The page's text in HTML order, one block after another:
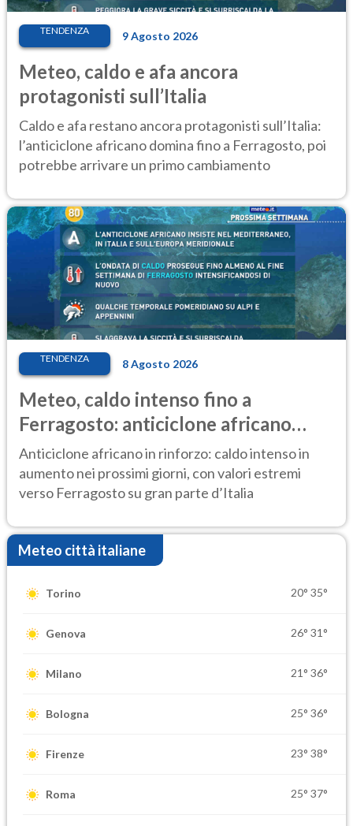
TENDENZA 9 Agosto 2026
Meteo, caldo e afa ancora
protagonisti sull’Italia
Caldo e afa restano ancora protagonisti sull’Italia:
l’anticiclone africano domina fino a Ferragosto, poi
potrebbe arrivare un primo cambiamento
TENDENZA 8 Agosto 2026
Meteo, caldo intenso fino a
Ferragosto: anticiclone africano
ancora protagonista
Anticiclone africano in rinforzo: caldo intenso in
aumento nei prossimi giorni, con valori estremi
verso Ferragosto su gran parte d’Italia
Meteo città italiane
Torino 20° 35°
Genova 26° 31°
Milano 21° 36°
Bologna 25° 36°
Firenze 23° 38°
Roma 25° 37°